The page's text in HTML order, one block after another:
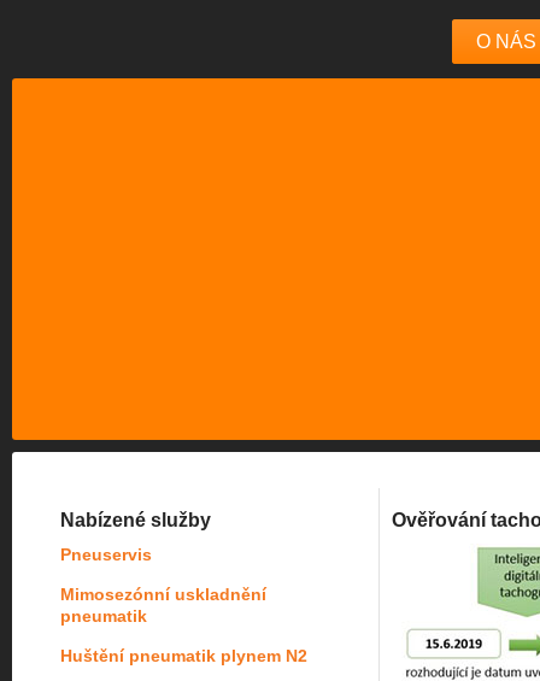
O NÁS
Nabízené služby
Pneuservis
Mimosezónní uskladnění
pneumatik
Huštění pneumatik plynem N2
Ověřování